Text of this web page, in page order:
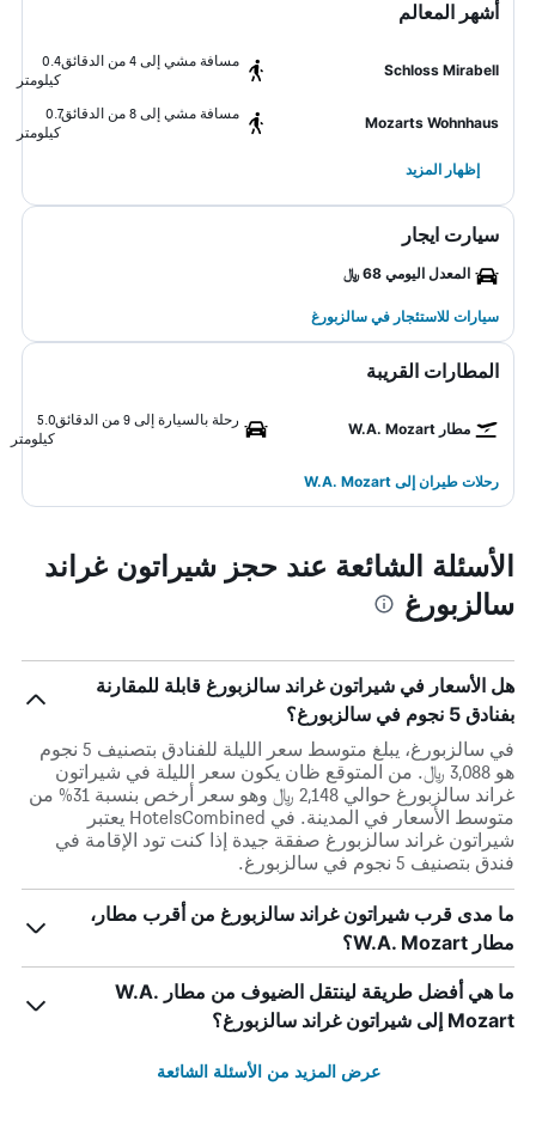
أشهر المعالم
Schloss Mirabell
مسافة مشي إلى 4 من الدقائق
0.4
كيلومتر
Mozarts Wohnhaus
مسافة مشي إلى 8 من الدقائق
0.7
كيلومتر
إظهار المزيد
سيارت ايجار
المعدل اليومي 68 ﷼
سيارات للاستئجار في سالزبورغ
المطارات القريبة
مطار W.A. Mozart
رحلة بالسيارة إلى 9 من الدقائق
5.0
كيلومتر
رحلات طيران إلى W.A. Mozart
الأسئلة الشائعة عند حجز شيراتون غراند
سالزبورغ
هل الأسعار في شيراتون غراند سالزبورغ قابلة للمقارنة
بفنادق 5 نجوم في سالزبورغ؟
في سالزبورغ، يبلغ متوسط ​​سعر الليلة للفنادق بتصنيف 5 نجوم
هو 3,088 ﷼. من المتوقع ظان يكون سعر الليلة في شيراتون
غراند سالزبورغ حوالي 2,148 ﷼ وهو سعر أرخص بنسبة 31% من
متوسط الأسعار في المدينة. في HotelsCombined يعتبر
شيراتون غراند سالزبورغ صفقة جيدة إذا كنت تود الإقامة في
فندق بتصنيف 5 نجوم في سالزبورغ.
ما مدى قرب شيراتون غراند سالزبورغ من أقرب مطار،
مطار W.A. Mozart؟
ما هي أفضل طريقة لينتقل الضيوف من مطار W.A.
Mozart إلى شيراتون غراند سالزبورغ؟
عرض المزيد من الأسئلة الشائعة